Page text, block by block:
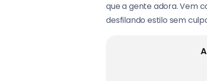
que a gente adora. Vem
desfilando estilo sem